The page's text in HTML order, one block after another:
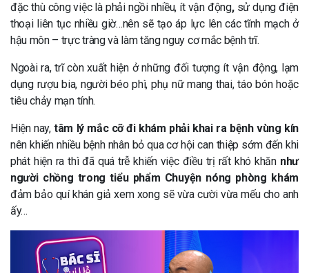
đặc thù công việc là phải ngồi nhiều, ít vận động, sử dụng điện
thoại liên tục nhiều giờ…nên sẽ tạo áp lực lên các tĩnh mạch ở
hậu môn – trực tràng và làm tăng nguy cơ mắc bệnh trĩ.
Ngoài ra, trĩ còn xuất hiện ở những đối tượng ít vận động, lạm
dụng rượu bia, người béo phì, phụ nữ mang thai, táo bón hoặc
tiêu chảy mạn tính.
Hiện nay,tâm lý mắc cỡ đi khám phải khai ra bệnh vùng kín
nên khiến nhiều bệnh nhân bỏ qua cơ hội can thiệp sớm đến khi
phát hiện ra thì đã quá trễ khiến việc điều trị rất khó khăn như
người chồng trong tiểu phẩm Chuyện nóng phòng khám
đảm bảo quí khán giả xem xong sẽ vừa cười vừa mếu cho anh
ấy…